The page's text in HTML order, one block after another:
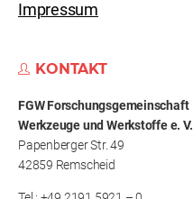
Impressum
KONTAKT
FGW Forschungs­gemeinschaft
Werkzeuge und Werkstoffe e. V.
Papenberger Str. 49
42859 Remscheid